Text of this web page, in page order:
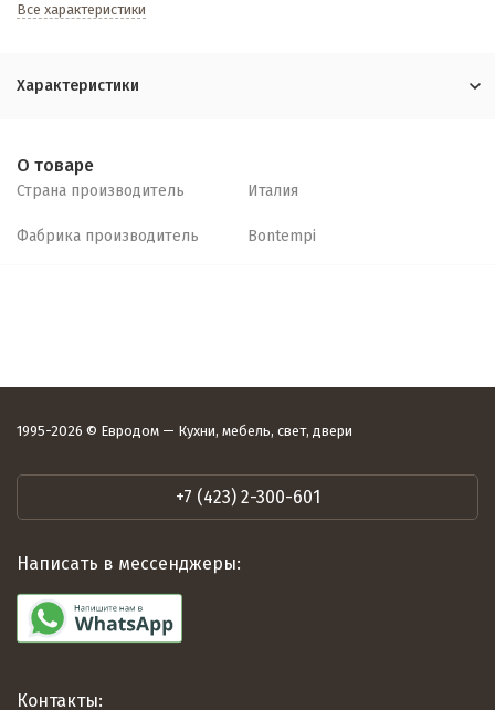
Все характеристики
Характеристики
О товаре
Страна производитель Италия
Фабрика производитель Bontempi
1995-2026 © Евродом — Кухни, мебель, свет, двери
+7 (423) 2-300-601
Написать в мессенджеры:
Контакты: